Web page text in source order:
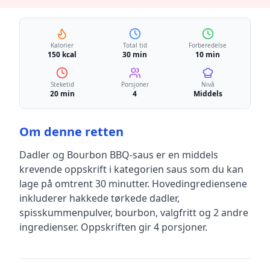
Kalorier
150 kcal
Total tid
30 min
Forberedelse
10 min
Steketid
20 min
Porsjoner
4
Nivå
Middels
Om denne retten
Dadler og Bourbon BBQ-saus er en middels
krevende oppskrift i kategorien saus som du kan
lage på omtrent 30 minutter. Hovedingrediensene
inkluderer hakkede tørkede dadler,
spisskummenpulver, bourbon, valgfritt og 2 andre
ingredienser. Oppskriften gir4 porsjoner.